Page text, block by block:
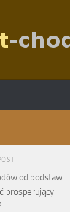
od podstaw:
prosperujący